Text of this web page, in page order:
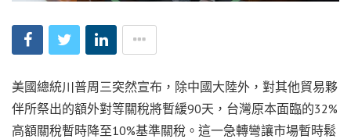
美國總統川普周三突然宣布，除中國大陸外，對其他貿易夥
伴所祭出的額外對等關稅將暫緩90天，台灣原本面臨的32%
高額關稅暫時降至10%基準關稅。這一急轉彎讓市場暫時鬆